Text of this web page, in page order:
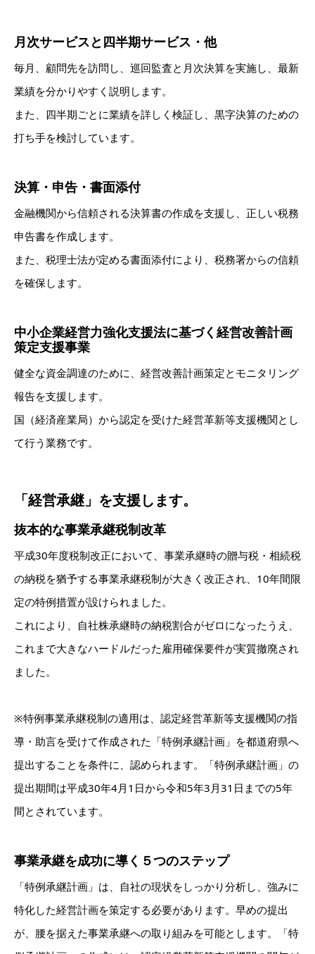
月次サービスと四半期サービス・他
毎月、顧問先を訪問し、巡回監査と月次決算を実施し、最新
業績を分かりやすく説明します。
また、四半期ごとに業績を詳しく検証し、黒字決算のための
打ち手を検討しています。
決算・申告・書面添付
金融機関から信頼される決算書の作成を支援し、正しい税務
申告書を作成します。
また、税理士法が定める書面添付により、税務署からの信頼
を確保します。
中小企業経営力強化支援法に基づく経営改善計画
策定支援事業
健全な資金調達のために、経営改善計画策定とモニタリング
報告を支援します。
国（経済産業局）から認定を受けた経営革新等支援機関とし
て行う業務です。
「経営承継」を支援します。
抜本的な事業承継税制改革
平成30年度税制改正において、事業承継時の贈与税・相続税
の納税を猶予する事業承継税制が大きく改正され、10年間限
定の特例措置が設けられました。
これにより、自社株承継時の納税割合がゼロになったうえ、
これまで大きなハードルだった雇用確保要件が実質撤廃され
ました。
※特例事業承継税制の適用は、認定経営革新等支援機関の指
導・助言を受けて作成された「特例承継計画」を都道府県へ
提出することを条件に、認められます。「特例承継計画」の
提出期間は平成30年4月1日から令和5年3月31日までの5年
間とされています。
事業承継を成功に導く５つのステップ
「特例承継計画」は、自社の現状をしっかり分析し、強みに
特化した経営計画を策定する必要があります。早めの提出
が、腰を据えた事業承継への取り組みを可能とします。「特